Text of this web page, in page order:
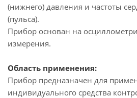
(нижнего) давления и частоты
(пульса).
Прибор основан на
измерения.
Область применения:
Прибор предназначен для
индивидуального средства